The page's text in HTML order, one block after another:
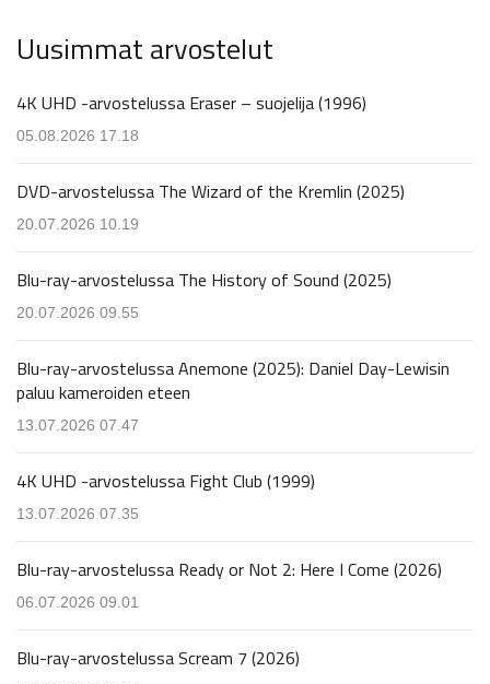
Uusimmat arvostelut
4K UHD -arvostelussa Eraser – suojelija (1996)
05.08.2026 17.18
DVD-arvostelussa The Wizard of the Kremlin (2025)
20.07.2026 10.19
Blu-ray-arvostelussa The History of Sound (2025)
20.07.2026 09.55
Blu-ray-arvostelussa Anemone (2025): Daniel Day-Lewisin
paluu kameroiden eteen
13.07.2026 07.47
4K UHD -arvostelussa Fight Club (1999)
13.07.2026 07.35
Blu-ray-arvostelussa Ready or Not 2: Here I Come (2026)
06.07.2026 09.01
Blu-ray-arvostelussa Scream 7 (2026)